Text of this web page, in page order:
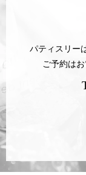
パティスリー
ご予約は